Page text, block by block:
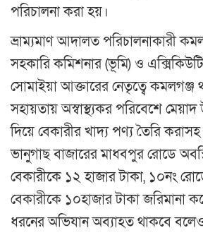
পরিচালনা করা হয়।
ভ্রাম্যমাণ আদালত পরিচালনাকারী
সহকারি কমিশনার (ভূমি) ও
সোমাইয়া আক্তারের নেতৃত্বে কমলগঞ্জ
সহায়তায় অস্বাস্থ্যকর পরিবেশে মেয়াদ
দিয়ে বেকারীর খাদ্য পণ্য তৈরি
ভানুগাছ বাজারের মাধবপুর রোডে
বেকারীকে ১২ হাজার টাকা, ১০নং
বেকারীকে ১০হাজার টাকা জরিমানা
ধরনের অভিযান অব্যাহত থাকবে